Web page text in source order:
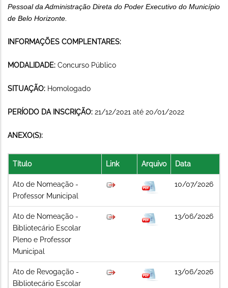
Pessoal da Administração Direta do Poder Executivo do Município
de Belo Horizonte.
INFORMAÇÕES COMPLENTARES:
MODALIDADE: Concurso Público
SITUAÇÃO: Homologado
PERÍODO DA INSCRIÇÃO: 21/12/2021 até 20/01/2022
ANEXO(S):
Título Link Arquivo Data
Ato de Nomeação -
Professor Municipal
10/07/2026
Ato de Nomeação -
Bibliotecário Escolar
Pleno e Professor
Municipal
13/06/2026
Ato de Revogação -
Bibliotecário Escolar
13/06/2026